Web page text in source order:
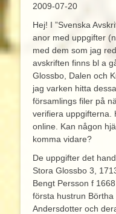
2009-07-20
Hej! I ”Svenska
anor med uppgifter
med dem som jag
avskriften finns bl a
Glossbo, Dalen och
jag varken hitta
församlings filer på
verifiera uppgifterna.
online. Kan någon
komma vidare?
De uppgifter det
Stora Glossbo 3,
Bengt Persson f
första hustrun
Andersdotter och